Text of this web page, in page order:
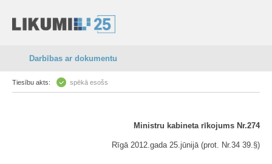
Darbības ar dokumentu
Tiesību akts: spēkā esošs
Ministru kabineta rīkojums Nr.274
Rīgā 2012.gada 25.jūnijā (prot. Nr.34 39.§)